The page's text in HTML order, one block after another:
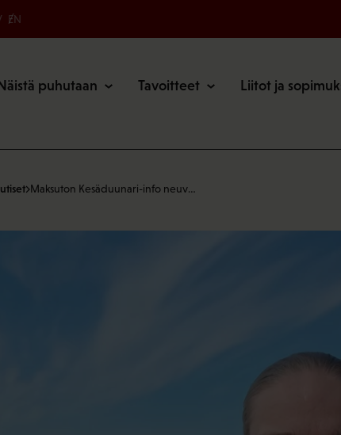
EN
puhutaan Tavoitteet Liitot ja
Maksuton Kesäduunari-info neuv…